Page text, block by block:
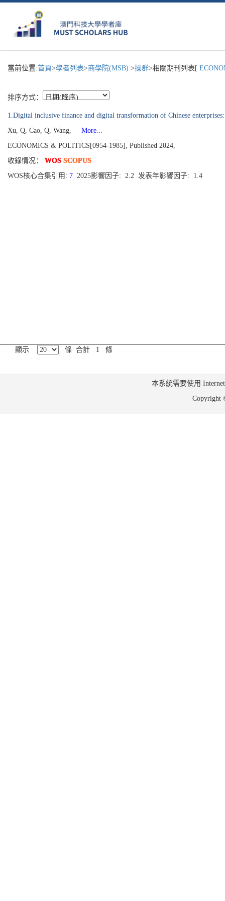
當前位置:首頁>學者列表>商學院(MSB) >操群>相關期刊列表[
排序方式：
1.Digital inclusive finance and digital transformation of Chinese
Xu, Q, Cao, Q, Wang,
More...
ECONOMICS & POLITICS[0954-1985], Published 2024,
收錄情况： WOS SCOPUS
WOS核心合集引用: 7 2025影響因子: 2.2 发表年影響因子: 1.4
顯示 條 合計 1 條
本系統需要使用
Copyright